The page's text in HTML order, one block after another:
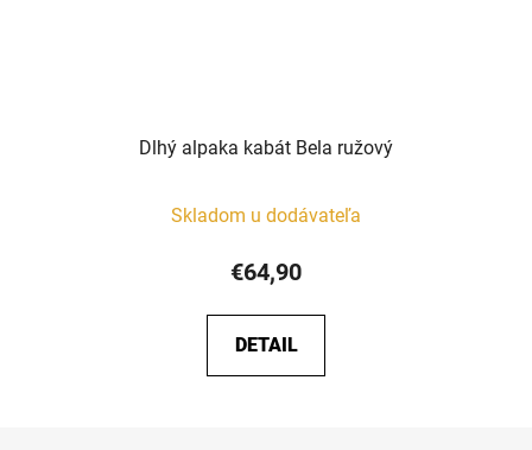
Dlhý alpaka kabát Bela ružový
Skladom u dodávateľa
€64,90
DETAIL